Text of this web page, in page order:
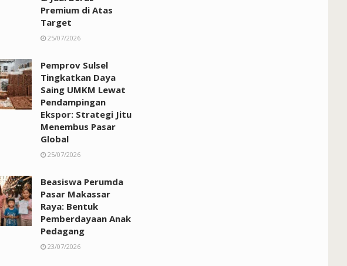
Premium di Atas
Target
25/07/2026
Pemprov Sulsel
Tingkatkan Daya
Saing UMKM Lewat
Pendampingan
Ekspor: Strategi Jitu
Menembus Pasar
Global
25/07/2026
Beasiswa Perumda
Pasar Makassar
Raya: Bentuk
Pemberdayaan Anak
Pedagang
23/07/2026